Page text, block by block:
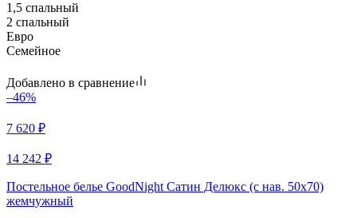
1,5 спальный
2 спальный
Евро
Семейное
Добавлено в сравнение
–46%
7 620 ₽
14 242 ₽
Постельное белье GoodNight Сатин Делюкс (с нав. 50х70)
жемчужный